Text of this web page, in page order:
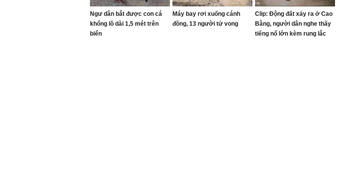
Ngư dân bắt được con cá
khổng lồ dài 1,5 mét trên
biển
Máy bay rơi xuống cánh
đồng, 13 người tử vong
Clip: Động đất xảy ra ở Cao
Bằng, người dân nghe thấy
tiếng nổ lớn kèm rung lắc